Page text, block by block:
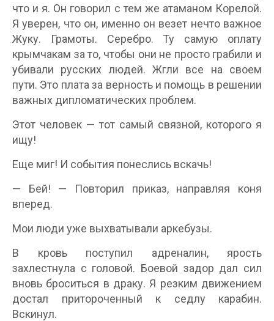
что и я. Он говорил с тем же атаманом Корелой.
Я уверен, что он, именно он везет нечто важное
Жуку. Грамоты. Серебро. Ту самую оплату
крымчакам за то, чтобы они не просто грабили и
убивали русских людей. Жгли все на своем
пути. Это плата за верность и помощь в решении
важных дипломатических проблем.
Этот человек — тот самый связной, которого я
ищу!
Еще миг! И события понеслись вскачь!
— Бей! — Повторил приказ, направляя коня
вперед.
Мои люди уже выхватывали аркебузы.
В кровь поступил адреналин, ярость
захлестнула с головой. Боевой задор дал сил
вновь броситься в драку. Я резким движением
достал притороченный к седлу карабин.
Вскинул.